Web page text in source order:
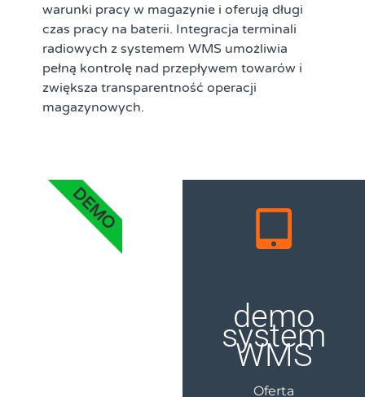
warunki pracy w magazynie i oferują długi
czas pracy na baterii. Integracja terminali
radiowych z systemem WMS umożliwia
pełną kontrolę nad przepływem towarów i
zwiększa transparentność operacji
magazynowych.
demo
system
WMS
Oferta
DEMO